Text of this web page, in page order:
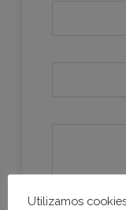
Utilizamos